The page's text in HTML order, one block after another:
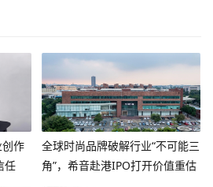
创作
任
全球时尚品牌破解行业“不可能三
角”，希音赴港IPO打开价值重估